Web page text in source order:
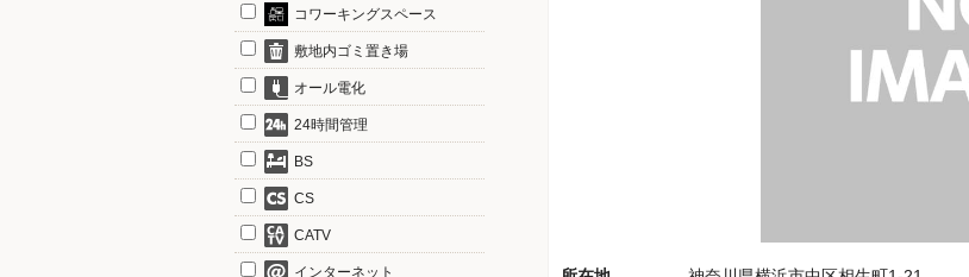
コワーキングスペース
敷地内ゴミ置き場
オール電化
24時間管理
BS
CS
CATV
インターネット